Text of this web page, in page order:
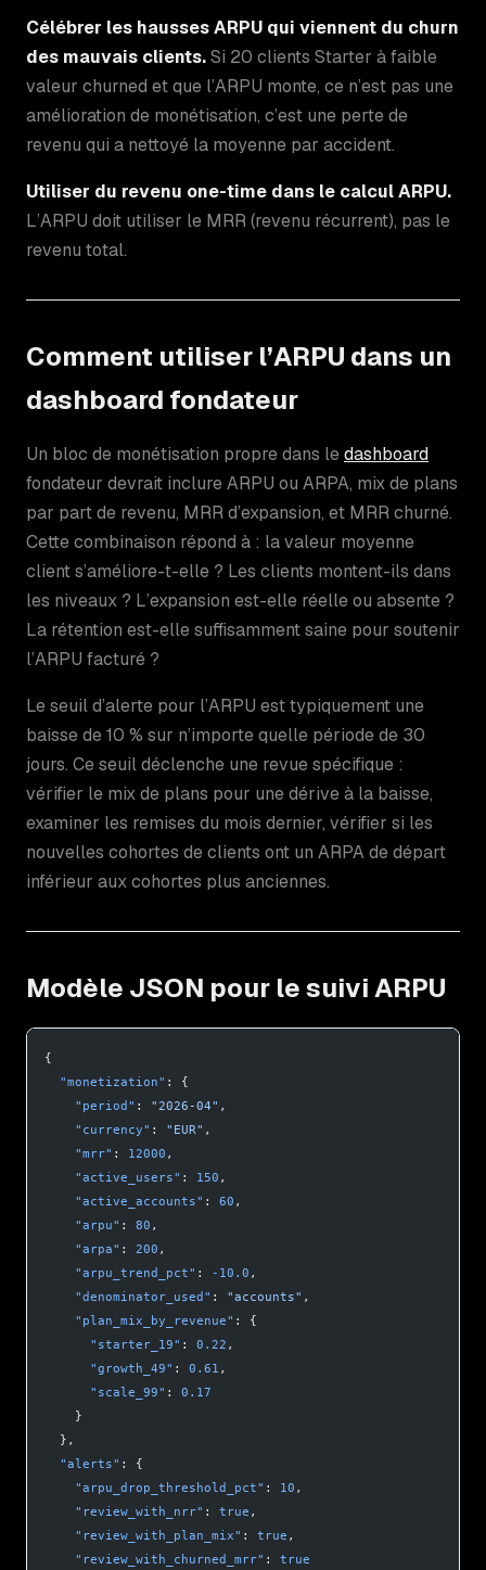
Célébrer les hausses ARPU qui viennent du churn
des mauvais clients.Si 20 clients Starter à faible
valeur churned et que l’ARPU monte, ce n’est pas une
amélioration de monétisation, c’est une perte de
revenu qui a nettoyé la moyenne par accident.
Utiliser du revenu one-time dans le calcul ARPU.
L’ARPU doit utiliser le MRR (revenu récurrent), pas le
revenu total.
Comment utiliser l’ARPU dans un
dashboard fondateur
Un bloc de monétisation propre dans le dashboard
fondateur devrait inclure ARPU ou ARPA, mix de plans
par part de revenu, MRR d’expansion, et MRR churné.
Cette combinaison répond à : la valeur moyenne
client s’améliore-t-elle ? Les clients montent-ils dans
les niveaux ? L’expansion est-elle réelle ou absente ?
La rétention est-elle suffisamment saine pour soutenir
l’ARPU facturé ?
Le seuil d’alerte pour l’ARPU est typiquement une
baisse de 10 % sur n’importe quelle période de 30
jours. Ce seuil déclenche une revue spécifique :
vérifier le mix de plans pour une dérive à la baisse,
examiner les remises du mois dernier, vérifier si les
nouvelles cohortes de clients ont un ARPA de départ
inférieur aux cohortes plus anciennes.
Modèle JSON pour le suivi ARPU
{
  "monetization"
: {
    "period"
: "2026-04" ,
    "currency"
: "EUR" ,
    "mrr"
: 12000 ,
    "active_users"
: 150 ,
    "active_accounts"
: 60 ,
    "arpu"
: 80 ,
    "arpa"
: 200 ,
    "arpu_trend_pct"
: -10.0 ,
    "denominator_used"
: "accounts" ,
    "plan_mix_by_revenue"
: {
      "starter_19"
: 0.22 ,
      "growth_49"
: 0.61 ,
      "scale_99"
: 0.17
    }
  },
  "alerts"
: {
    "arpu_drop_threshold_pct"
: 10 ,
    "review_with_nrr"
: true ,
    "review_with_plan_mix"
: true ,
    "review_with_churned_mrr"
: true